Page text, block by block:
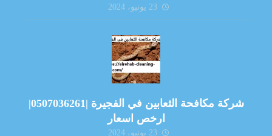
23 يونيو، 2024
شركة مكافحة الثعابين في الفجيرة |0507036261|
ارخص اسعار
23 يونيو، 2024